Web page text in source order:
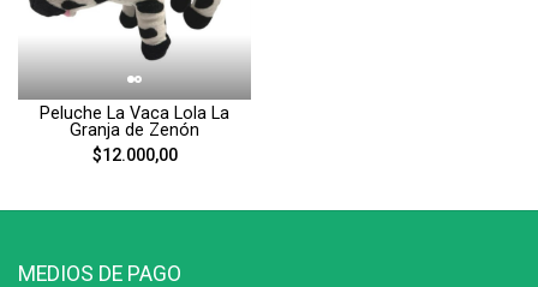
Peluche La Vaca Lola La
Granja de Zenón
$12.000,00
MEDIOS DE PAGO